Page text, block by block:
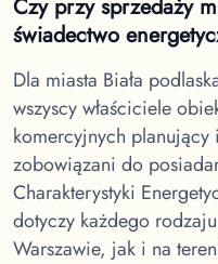
Czy przy sprzedaży
świadectwo
Dla miasta Biała
wszyscy właściciele
komercyjnych
zobowiązani do
Charakterystyki
dotyczy każdego
Warszawie, jak i na